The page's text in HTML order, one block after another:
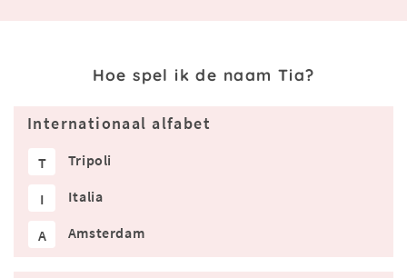
Hoe spel ik de naam Tia?
Internationaal alfabet
T Tripoli
I Italia
A Amsterdam